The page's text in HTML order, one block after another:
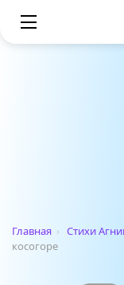
Главная › Стихи
косогоре